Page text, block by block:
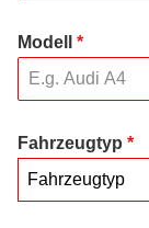
Modell *
Fahrzeugtyp *
Fahrzeugtyp